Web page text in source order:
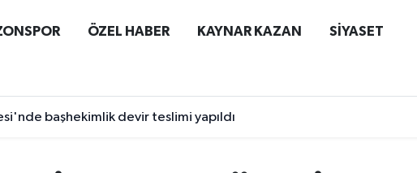
ÖZEL HABER KAYNAR KAZAN SİYASET
başhekimlik devir teslimi yapıldı